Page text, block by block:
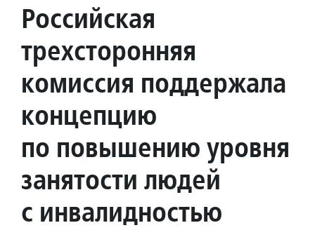
Российская
трехсторонняя
комиссия поддержала
концепцию
по повышению уровня
занятости людей
с инвалидностью